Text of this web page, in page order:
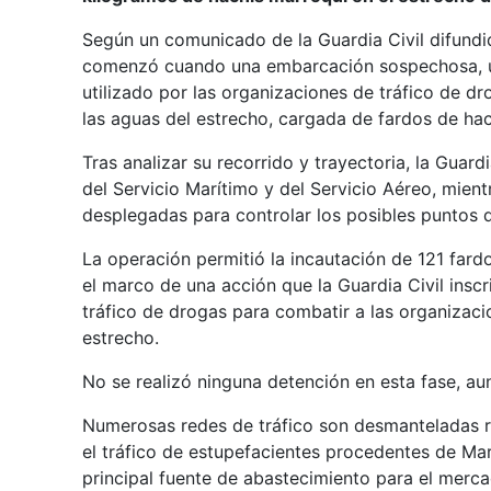
Según un comunicado de la Guardia Civil
comenzó cuando una embarcación
utilizado por las organizaciones de tráfico de
las aguas del estrecho, cargada de fardos de
Tras analizar su recorrido y trayectoria, la
del Servicio Marítimo y del Servicio Aéreo,
desplegadas para controlar los posibles puntos
La operación permitió la incautación de 121
el marco de una acción que la Guardia Civil
tráfico de drogas para combatir a las
estrecho.
No se realizó ninguna detención en esta fase,
Numerosas redes de tráfico son
el tráfico de estupefacientes procedentes de
principal fuente de abastecimiento para el